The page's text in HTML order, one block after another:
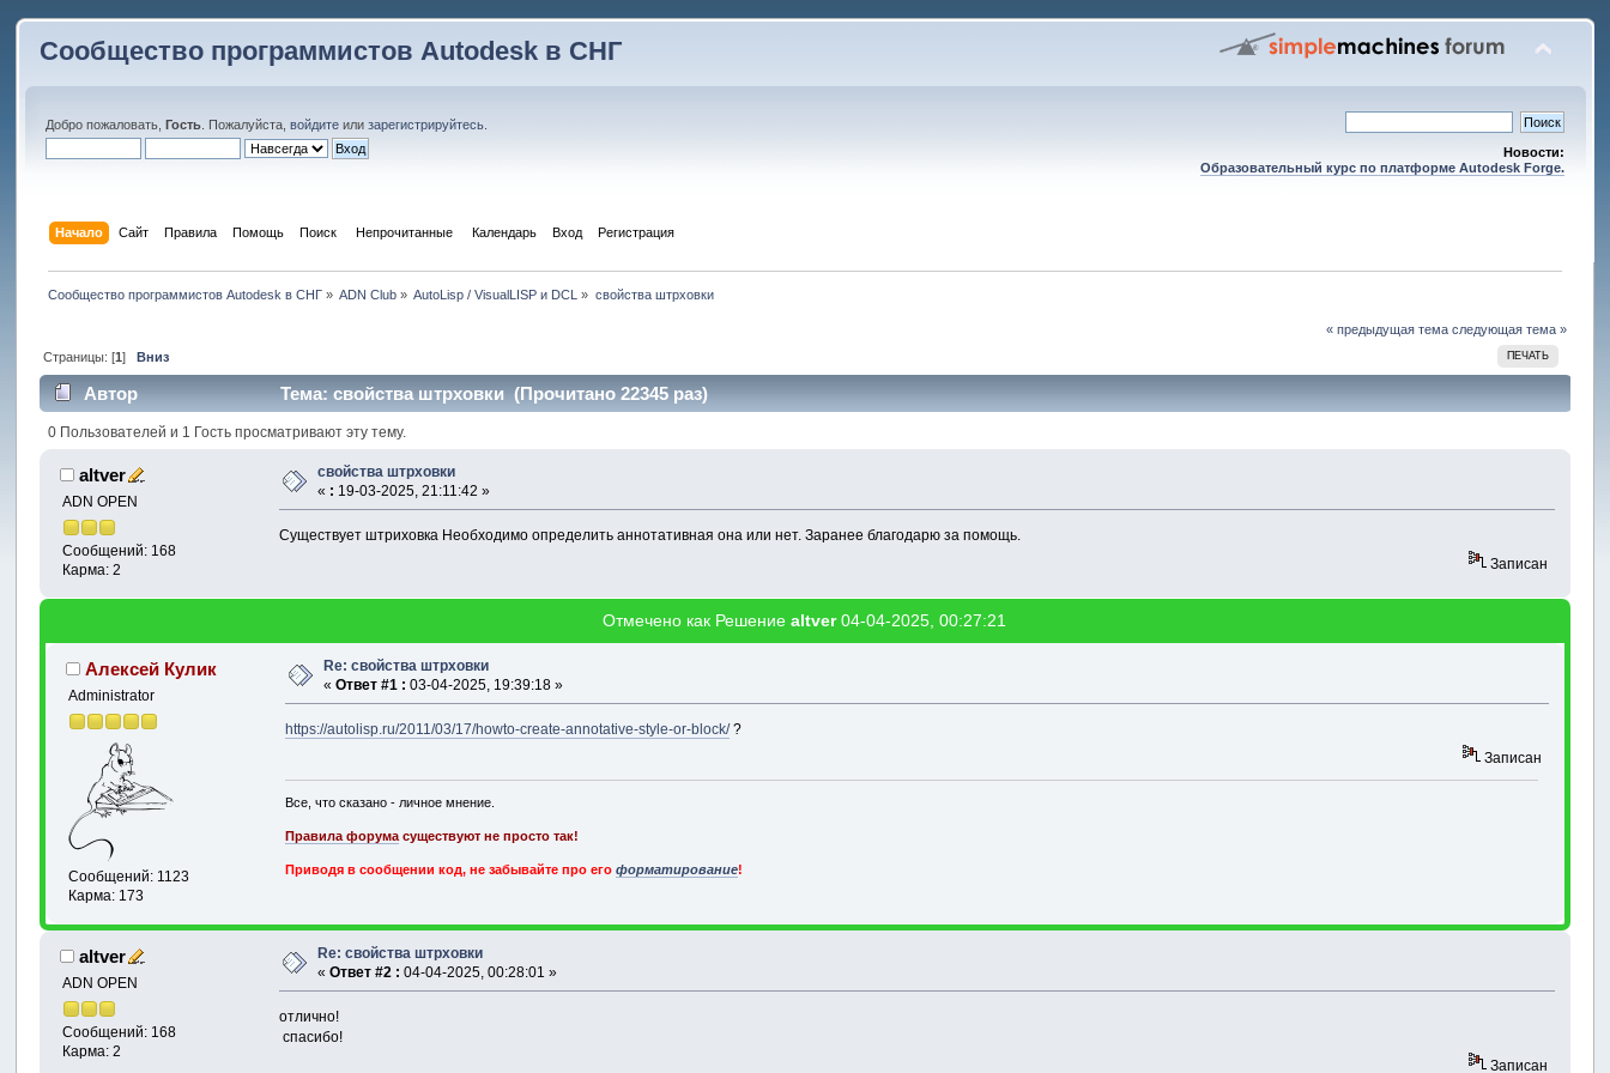
Сообщество программистов Autodesk в СНГ
Добро пожаловать,Гость . Пожалуйста,войдите илизарегистрируйтесь
Новости:
Образовательный курс по платформе Autodesk Forge.
Начало Сайт Правила Помощь Поиск Непрочитанные Календарь Вход Регистрация
Сообщество программистов Autodesk в СНГ» ADN Club » AutoLisp / VisualLISP и DCL » свойства штрховки
« предыдущая тема следующая тема »
ПЕЧАТЬ
Страницы: [1] Вниз
Автор Тема: свойства штрховки (Прочитано 22345 раз)
0 Пользователей и 1 Гость просматривают эту тему.
altver
ADN OPEN
Сообщений: 168
Карма: 2
свойства штрховки
« : 19-03-2025, 21:11:42 »
Существует штриховка Необходимо определить аннотативная она или нет. Заранее благодарю за помощь.
Записан
Отмечено как Решениеaltver04-04-2025, 00:27:21
Алексей Кулик
Administrator
Сообщений: 1123
Карма: 173
Re: свойства штрховки
«Ответ #1 : 03-04-2025, 19:39:18 »
https://autolisp.ru/2011/03/17/howto-create-annotative-style-or-block/?
Записан
Все, что сказано - личное мнение.
Правила форума существуют не просто так!
Приводя в сообщении код, не забывайте про его форматирование!
altver
ADN OPEN
Сообщений: 168
Карма: 2
Re: свойства штрховки
«Ответ #2 : 04-04-2025, 00:28:01 »
отлично!
спасибо!
Записан